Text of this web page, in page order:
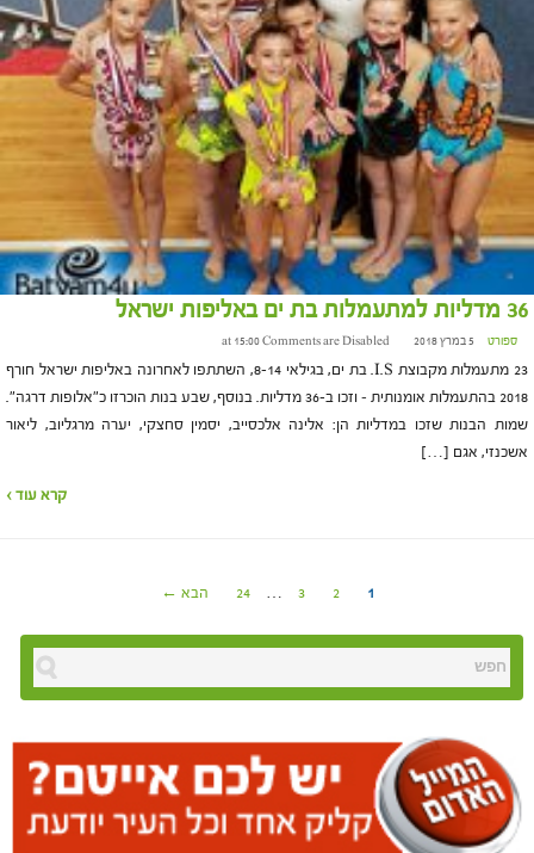
36 מדליות למתעמלות בת ים באליפות ישראל
ספורט 5 במרץ 2018 at 15:00 Comments are Disabled
23 מתעמלות מקבוצת I.S. בת ים, בגילאי 8-14, השתתפו לאחרונה באליפות ישראל חורף
2018 בהתעמלות אומנותית – וזכו ב-36 מדליות. בנוסף, שבע בנות הוכרזו כ"אלופות דרגה".
שמות הבנות שזכו במדליות הן: אלינה אלכסייב, יסמין סחצקי, יערה מרגליוב, ליאור
אשכנזי, אגם […]
קרא עוד ›
1
2
3
…
24 הבא ←